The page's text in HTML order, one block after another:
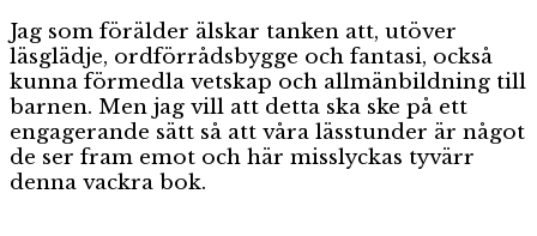
Jag som förälder älskar tanken att, utöver
läsglädje, ordförrådsbygge och fantasi, också
kunna förmedla vetskap och allmänbildning till
barnen. Men jag vill att detta ska ske på ett
engagerande sätt så att våra lässtunder är något
de ser fram emot och här misslyckas tyvärr
denna vackra bok.